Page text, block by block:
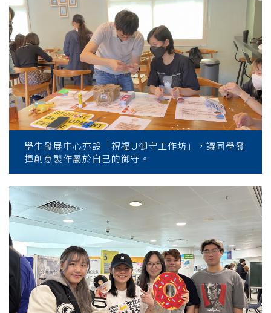
學生發展中心亦設「祝福U御守工作坊」，讓同學發
揮創意製作屬於自己的御守。